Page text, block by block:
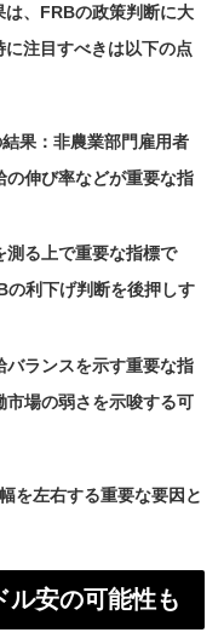
、FRBの政策判断に大
注目すべきは以下の点
果：非農業部門雇用者
伸び率などが重要な指
測る上で重要な指標で
の利下げ判断を後押しす
ランスを示す重要な指
場の弱さを示唆する可
を左右する重要な要因と
ル安の可能性も